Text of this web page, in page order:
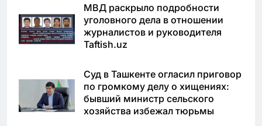
МВД раскрыло подробности
уголовного дела в отношении
журналистов и руководителя
Taftish.uz
Суд в Ташкенте огласил приговор
по громкому делу о хищениях:
бывший министр сельского
хозяйства избежал тюрьмы